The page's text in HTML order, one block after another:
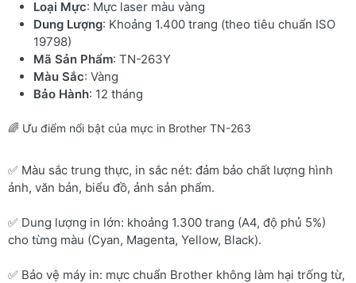
Loại Mực: Mực laser màu vàng
Dung Lượng: Khoảng 1.400 trang (theo tiêu chuẩn ISO
19798)
Mã Sản Phẩm: TN-263Y
Màu Sắc: Vàng
Bảo Hành: 12 tháng
🌈 Ưu điểm nổi bật của mực in Brother TN-263
✅ Màu sắc trung thực, in sắc nét: đảm bảo chất lượng hình
ảnh, văn bản, biểu đồ, ảnh sản phẩm.
✅ Dung lượng in lớn: khoảng 1.300 trang (A4, độ phủ 5%)
cho từng màu (Cyan, Magenta, Yellow, Black).
✅ Bảo vệ máy in: mực chuẩn Brother không làm hại trống từ,